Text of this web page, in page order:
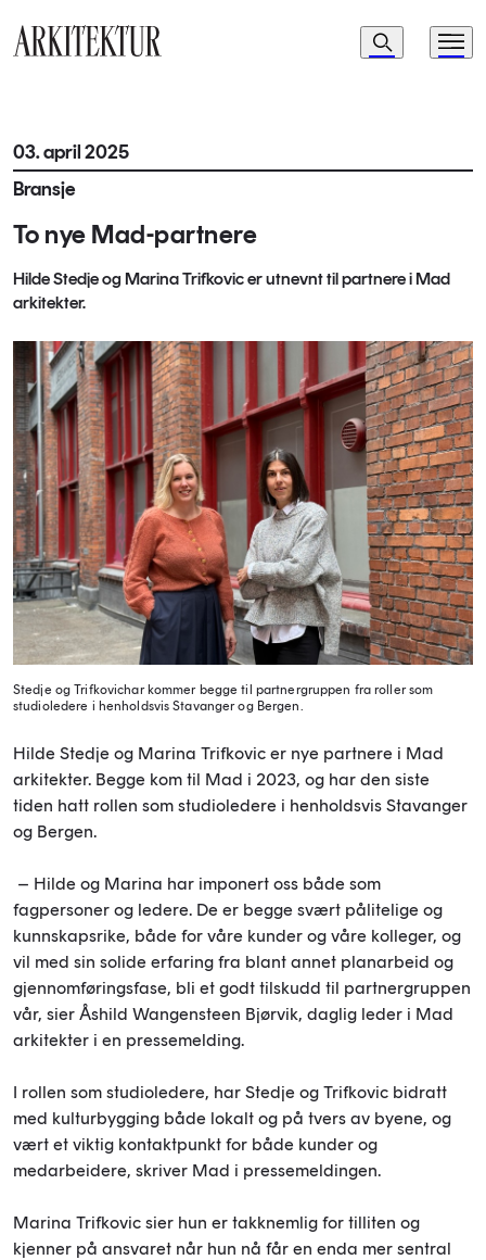
Navigasjon
Søk Meny
03. april 2025
Bransje
To nye Mad-partnere
Hilde Stedje og Marina Trifkovic er utnevnt til partnere i Mad
arkitekter.
Stedje og Trifkovichar kommer begge til partnergruppen fra roller som
studioledere i henholdsvis Stavanger og Bergen.
Hilde Stedje og Marina Trifkovic er nye partnere i Mad
arkitekter. Begge kom til Mad i 2023, og har den siste
tiden hatt rollen som studioledere i henholdsvis Stavanger
og Bergen.
­ ­– Hilde og Marina har imponert oss både som
fagpersoner og ledere. De er begge svært pålitelige og
kunnskapsrike, både for våre kunder og våre kolleger, og
vil med sin solide erfaring fra blant annet planarbeid og
gjennomføringsfase, bli et godt tilskudd til partnergruppen
vår, sier Åshild Wangensteen Bjørvik, daglig leder i Mad
arkitekter i en pressemelding.
I rollen som studioledere, har Stedje og Trifkovic bidratt
med kulturbygging både lokalt og på tvers av byene, og
vært et viktig kontaktpunkt for både kunder og
medarbeidere, skriver Mad i pressemeldingen.
Marina Trifkovic sier hun er takknemlig for tilliten og
kjenner på ansvaret når hun nå får en enda mer sentral